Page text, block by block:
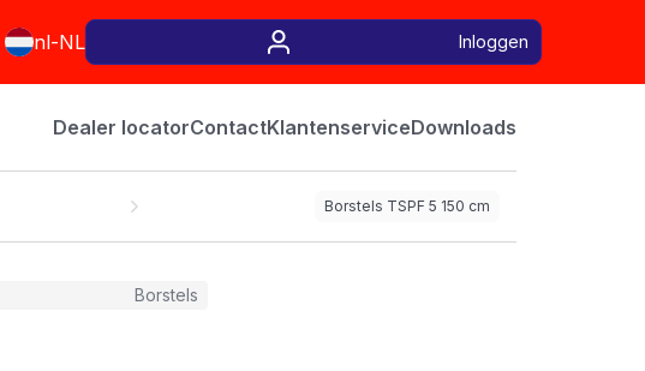
nl-NL Inloggen
Dealer locatorContactKlantenserviceDownloads
Borstels TSPF 5 150 cm
Borstels